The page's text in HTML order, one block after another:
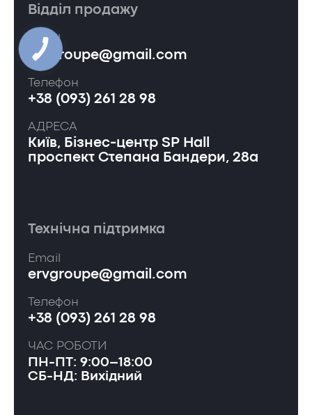
Відділ продажу
Email
ervgroupe@gmail.com
Телефон
+38 (093) 261 28 98
АДРЕСА
Київ, Бізнес-центр SP Hall
проспект Степана Бандери, 28а
Технічна підтримка
Email
ervgroupe@gmail.com
Телефон
+38 (093) 261 28 98
ЧАС РОБОТИ
ПН-ПТ: 9:00–18:00
СБ-НД: Вихідний